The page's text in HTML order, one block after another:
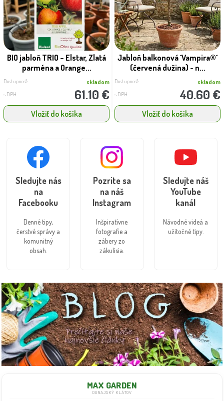
MAX GARDEN
DUNAJSKÝ KLÁTOV
BIO jabloň TRIO – Elstar, Zlatá
parména a Orange...
Dostupnosť: skladom
s DPH 61.10 €
Vložiť do košíka
Jabloň balkonová ´Vampira®´
(červená dužina) - n...
Dostupnosť: skladom
s DPH 40.60 €
Vložiť do košíka
Sledujte nás
na
Facebooku
Denné tipy,
čerstvé správy a
komunitný
obsah.
Pozrite sa
na náš
Instagram
Inšpiratívne
fotografie a
zábery zo
zákulisia.
Sledujte náš
YouTube
kanál
Návodné videá a
užitočné tipy.